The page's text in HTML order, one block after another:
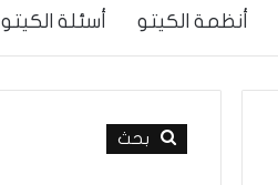
أنظمة الكيتو أسئلة الكيتو
بحث